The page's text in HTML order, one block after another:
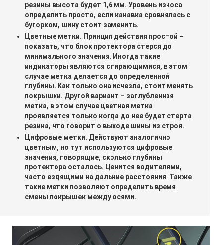
резины высота будет 1,6 мм. Уровень износа
определить просто, если канавка сровнялась с
бугорком, шину стоит заменить.
Цветные метки. Принцип действия простой –
показать, что блок протектора стерся до
минимального значения. Иногда такие
индикаторы являются стирающимися, в этом
случае метка делается до определенной
глубины. Как только она исчезла, стоит менять
покрышки. Другой вариант – заглубленная
метка, в этом случае цветная метка
проявляется только когда до нее будет стерта
резина, что говорит о выходе шины из строя.
Цифровые метки. Действуют аналогично
цветным, но тут используются цифровые
значения, говорящие, сколько глубины
протектора осталось. Ценится водителями,
часто ездящими на дальние расстояния. Также
такие метки позволяют определить время
смены покрышек между осями.